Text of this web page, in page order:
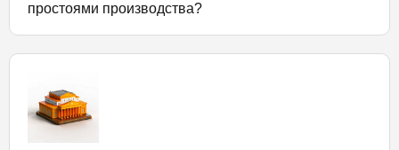
простоями производства?